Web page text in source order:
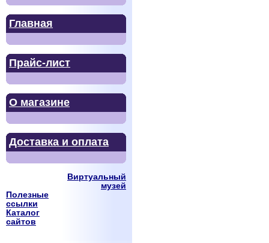
Главная
Прайс-лист
О магазине
Доставка и оплата
Виртуальный
музей
Полезные
ссылки
Каталог
сайтов